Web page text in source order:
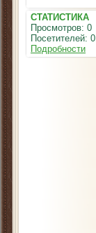
СТАТИСТИКА
Просмотров: 0
Посетителей: 0
Подробности